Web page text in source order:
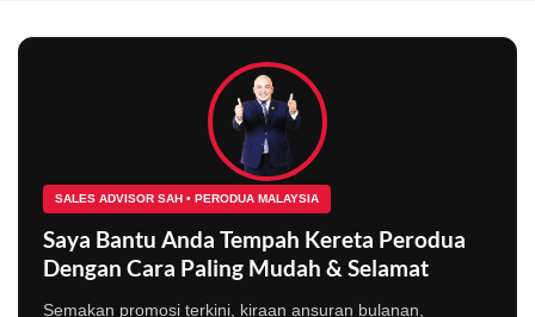
SALES ADVISOR SAH • PERODUA MALAYSIA
Saya Bantu Anda Tempah Kereta Perodua
Dengan Cara Paling Mudah & Selamat
Semakan promosi terkini, kiraan ansuran bulanan,